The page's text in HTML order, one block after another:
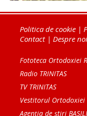
Politica de cookie |
Contact| Despre noi
Fototeca Ortodoxiei
Radio TRINITAS
TV TRINITAS
Vestitorul Ortodoxiei
Agenţia de ştiri